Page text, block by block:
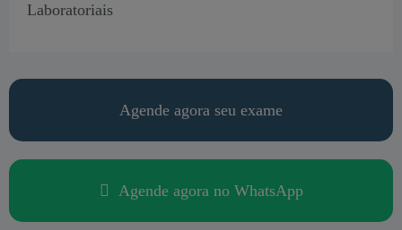
Laboratoriais
Agende agora seu exame
Agende agora no WhatsApp